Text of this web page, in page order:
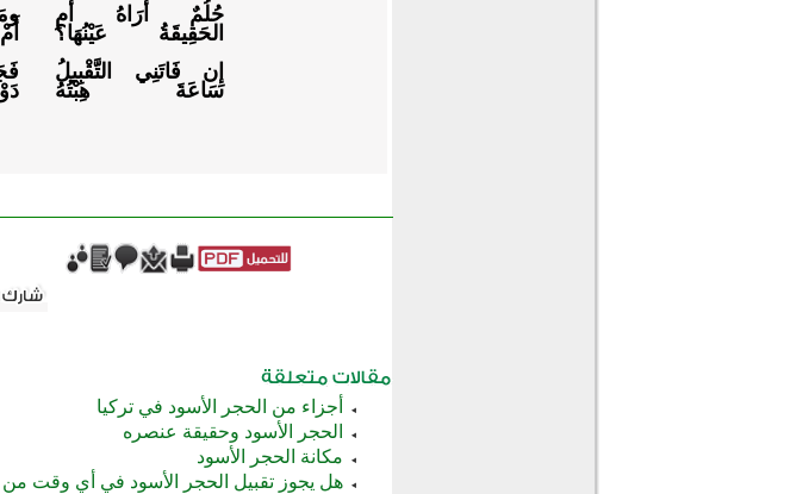
حُلُمٌ أَرَاهُ أَمِ
الحَقِيقَةُ عَيْنُهَا؟
إِن فَاتَنِي التَّقْبِيلُ
سَاعَةَ هِبْتُهُ
أجزاء من الحجر الأسود في تركيا
الحجر الأسود وحقيقة عنصره
مكانة الحجر الأسود
هل يجوز تقبيل الحجر الأسود في أي وقت من